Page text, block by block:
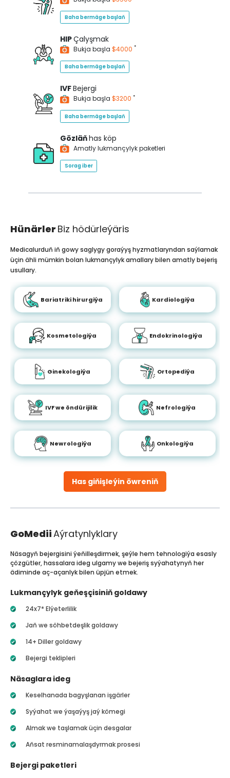
Baha bermäge başlaň
HIPÇalyşmak
Bukja başla $4000 *
Baha bermäge başlaň
IVFBejergi
Bukja başla $3200 *
Baha bermäge başlaň
Gözläňhas köp
Amatly lukmançylyk paketleri
Sorag iber
Hünärler Biz hödürleýäris
Has giňişleýin öwreniň
Medicalurduň iň gowy saglygy goraýyş hyzmatlaryndan saýlamak
üçin ähli mümkin bolan lukmançylyk amallary bilen amatly bejeriş
usullary.
Bariatriki hirurgiýa Kardiologiýa
Kosmetologiýa Endokrinologiýa
Ginekologiýa Ortopediýa
IVF we öndürijilik Nefrologiýa
Newrologiýa Onkologiýa
GoMediiAýratynlyklary
Näsagyň bejergisini ýeňilleşdirmek, şeýle hem tehnologiýa esasly
çözgütler, hassalara ideg ulgamy we bejeriş syýahatynyň her
ädiminde aç-açanlyk bilen üpjün etmek.
Lukmançylyk geňeşçisiniň goldawy
24x7* Elýeterlilik
Jaň we söhbetdeşlik goldawy
14+ Diller goldawy
Bejergi teklipleri
Näsaglara ideg
Keselhanada bagyşlanan işgärler
Syýahat we ýaşaýyş jaý kömegi
Almak we taşlamak üçin desgalar
Aňsat resminamalaşdyrmak prosesi
Bejergi paketleri